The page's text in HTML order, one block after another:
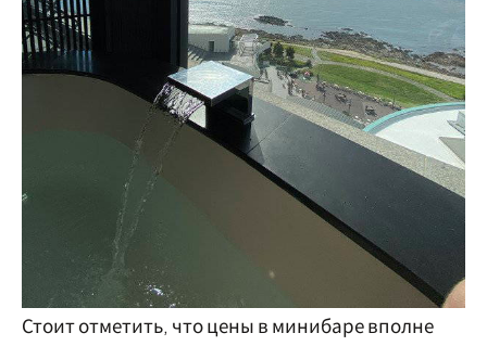
Стоит отметить, что цены в минибаре вполне